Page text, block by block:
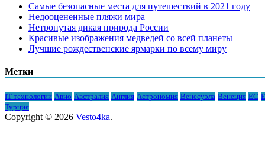
Самые безопасные места для путешествий в 2021 году
Недооцененные пляжи мира
Нетронутая дикая природа России
Красивые изображения медведей со всей планеты
Лучшие рождественские ярмарки по всему миру
Метки
IT-технологии Авио Австралия Англия Астрономия Венесуэла Венеция ЕС
Турция
Copyright © 2026 Vesto4ka.